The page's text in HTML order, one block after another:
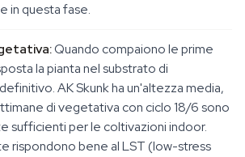
in questa fase.
Quando compaiono le prime
la pianta nel substrato di
AK Skunk ha un'altezza media,
di vegetativa con ciclo 18/6 sono
sufficienti per le coltivazioni indoor.
rispondono bene al LST (low-stress